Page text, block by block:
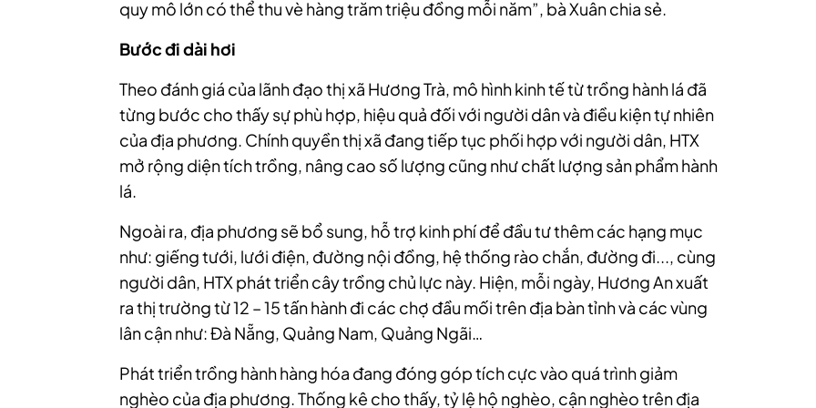
quy mô lớn có thể thu vè hàng trăm triệu đồng mỗi năm”, bà Xuân chia sẻ.
Bước đi dài hơi
Theo đánh giá của lãnh đạo thị xã Hương Trà, mô hình kinh tế từ trồng hành lá đã
từng bước cho thấy sự phù hợp, hiệu quả đối với người dân và điều kiện tự nhiên
của địa phương. Chính quyền thị xã đang tiếp tục phối hợp với người dân, HTX
mở rộng diện tích trồng, nâng cao số lượng cũng như chất lượng sản phẩm hành
lá.
Ngoài ra, địa phương sẽ bổ sung, hỗ trợ kinh phí để đầu tư thêm các hạng mục
như: giếng tưới, lưới điện, đường nội đồng, hệ thống rào chắn, đường đi..., cùng
người dân, HTX phát triển cây trồng chủ lực này. Hiện, mỗi ngày, Hương An xuất
ra thị trường từ 12 – 15 tấn hành đi các chợ đầu mối trên địa bàn tỉnh và các vùng
lân cận như: Đà Nẵng, Quảng Nam, Quảng Ngãi…
Phát triển trồng hành hàng hóa đang đóng góp tích cực vào quá trình giảm
nghèo của địa phương. Thống kê cho thấy, tỷ lệ hộ nghèo, cận nghèo trên địa